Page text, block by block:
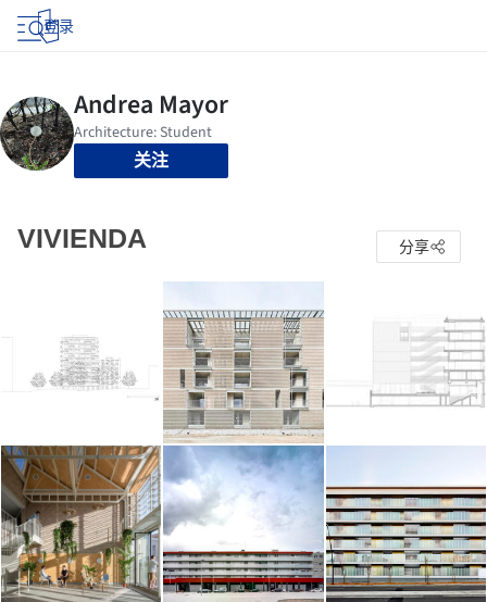
登录
关注
VIVIENDA 分享